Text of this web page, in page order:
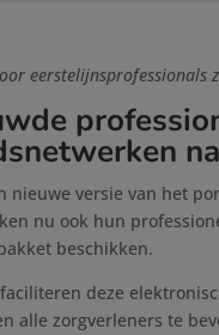
eerstelijnsprofessionals
nieuwe versie van het
nu ook hun
beschikken.
deze
alle zorgverleners te